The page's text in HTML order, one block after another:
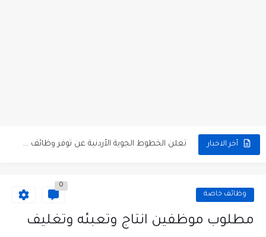
أخر الاخبار تعلن الخطوط الجوية الأردنية عن توفر وظائف شاغرة لمضيفي طيران
مطلوب عامل نظافة عدد 2 بدوام كامل او جزئي في... وظائف خاصة
0
مطلوب موظفين انتاج وتعبئه وتغليف